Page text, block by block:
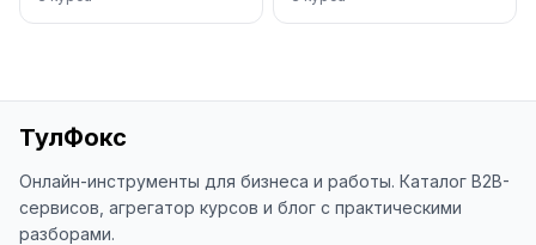
ТулФокс
Онлайн-инструменты для бизнеса и работы. Каталог B2B-
сервисов, агрегатор курсов и блог с практическими
разборами.